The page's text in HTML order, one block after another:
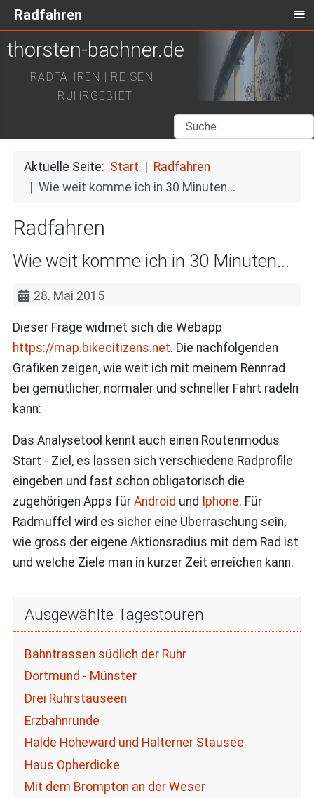
thorsten-bachner.de
RADFAHREN | REISEN |
RUHRGEBIET
Suchen
Aktuelle Seite: Start
Radfahren
Wie weit komme ich in 30 Minuten...
Radfahren
Wie weit komme ich in 30 Minuten...
28. Mai 2015
Dieser Frage widmet sich die Webapp
https://map.bikecitizens.net. Die nachfolgenden
Grafiken zeigen, wie weit ich mit meinem Rennrad
bei gemütlicher, normaler und schneller Fahrt radeln
kann:
Das Analysetool kennt auch einen Routenmodus
Start - Ziel, es lassen sich verschiedene Radprofile
eingeben und fast schon obligatorisch die
zugehörigen Apps für Android und Iphone. Für
Radmuffel wird es sicher eine Überraschung sein,
wie gross der eigene Aktionsradius mit dem Rad ist
und welche Ziele man in kurzer Zeit erreichen kann.
Ausgewählte Tagestouren
Bahntrassen südlich der Ruhr
Dortmund - Münster
Drei Ruhrstauseen
Erzbahnrunde
Halde Hoheward und Halterner Stausee
Haus Opherdicke
Mit dem Brompton an der Weser
Radfahren ≡